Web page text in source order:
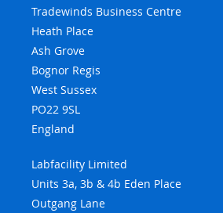
Tradewinds Business Centre
Heath Place
Ash Grove
Bognor Regis
West Sussex
PO22 9SL
England
Labfacility Limited
Units 3a, 3b & 4b Eden Place
Outgang Lane